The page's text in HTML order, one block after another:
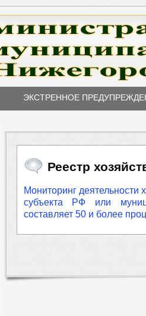
ЭКСТРЕННОЕ
Реестр
Мониторинг деятельности
субъекта РФ или
составляет 50 и более